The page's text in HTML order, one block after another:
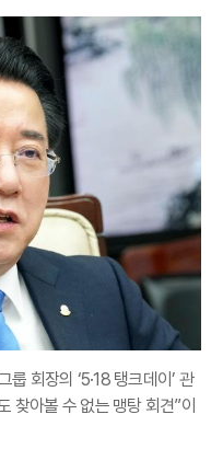
회장의 ‘5·18 탱크데이’ 관
찾아볼 수 없는 맹탕 회견”이